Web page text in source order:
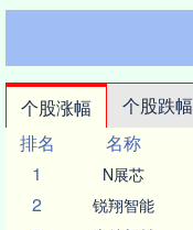
个股涨幅 个股跌幅
排名
名称
1
N展芯
2 锐翔智能